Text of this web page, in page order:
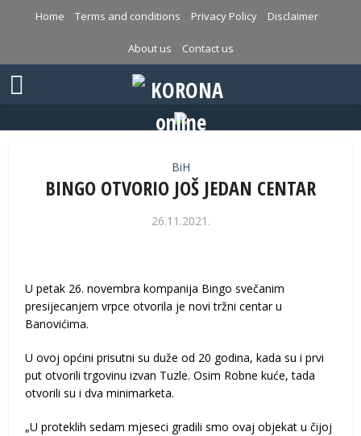
Home Terms and conditions Privacy Policy Disclaimer
About us Contact us
BiH
BINGO OTVORIO JOŠ JEDAN CENTAR
26.11.2021.
U petak 26. novembra kompanija Bingo svečanim
presijecanjem vrpce otvorila je novi tržni centar u
Banovićima.
U ovoj općini prisutni su duže od 20 godina, kada su i prvi
put otvorili trgovinu izvan Tuzle. Osim Robne kuće, tada
otvorili su i dva minimarketa.
„U proteklih sedam mjeseci gradili smo ovaj objekat u čijoj